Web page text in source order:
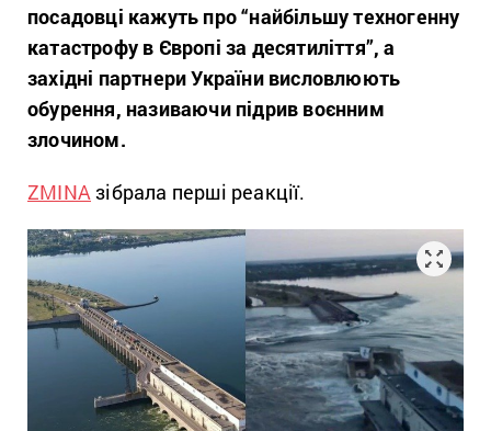
посадовці кажуть про “найбільшу техногенну
катастрофу в Європі за десятиліття”, а
західні партнери України висловлюють
обурення, називаючи підрив воєнним
злочином.
ZMINAзібрала перші реакції.